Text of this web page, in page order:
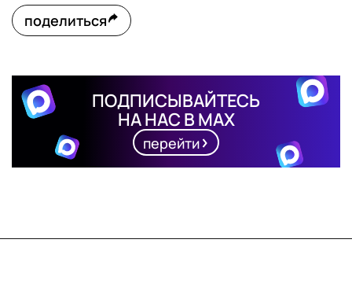
поделиться
ПОДПИСЫВАЙТЕСЬ
НА НАС В MAX
перейти